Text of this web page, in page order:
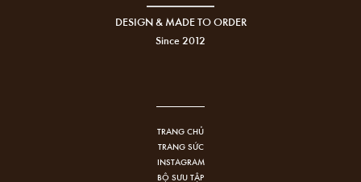
DESIGN & MADE TO ORDER
Since 2012
TRANG CHỦ
TRANG SỨC
INSTAGRAM
BỘ SƯU TẬP